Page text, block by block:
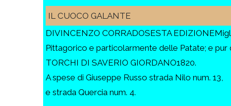
IL CUOCO GALANTE
DIVINCENZO CORRADOSESTA
Pittagorico e particolarmente delle Patate; e
TORCHI DI SAVERIO GIORDANO1820.
A spese di Giuseppe Russo strada Nilo num. 13,
e strada Quercia num. 4.